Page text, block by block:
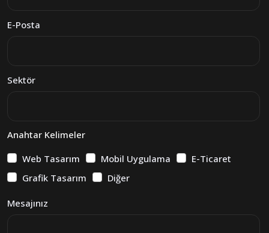
E-Posta
Sektör
Anahtar Kelimeler
Web Tasarım
Mobil Uygulama
E-Ticaret
Grafik Tasarım
Diğer
Mesajınız